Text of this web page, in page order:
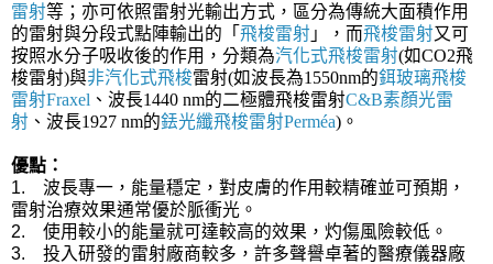
雷射等；亦可依照雷射光輸出方式，區分為傳統大面積作用
的雷射與分段式點陣輸出的「 飛梭雷射 」，而飛梭雷射又可
按照水分子吸收後的作用，分類為汽化式飛梭雷射(如CO2飛
梭雷射)與非汽化式飛梭雷射(如波長為1550nm的鉺玻璃飛梭
雷射Fraxel 、波長1440 nm的二極體飛梭雷射C&B素顏光雷
射 、波長1927 nm的銩光纖飛梭雷射Perméa)。
優點：
1. 波長專一，能量穩定，對皮膚的作用較精確並可預期，
雷射治療效果通常優於脈衝光。
2. 使用較小的能量就可達較高的效果，灼傷風險較低。
3. 投入研發的雷射廠商較多，許多聲譽卓著的醫療儀器廠